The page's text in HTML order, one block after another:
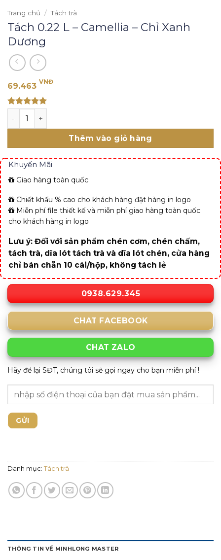
Trang chủ / Tách trà
Tách 0.22 L – Camellia – Chỉ Xanh
Dương
69.463 VNĐ
out of 5
Tách 0.22 L - Camellia - Chỉ Xanh Dương số lượng
Thêm vào giỏ hàng
Khuyến Mãi
Giao hàng toàn quốc
Chiết khấu % cao cho khách hàng đặt hàng in logo
Miễn phí file thiết kế và miễn phí giao hàng toàn quốc
cho khách hàng in logo
Lưu ý: Đối với sản phẩm chén cơm, chén chấm,
tách trà, dĩa lót tách trà và dĩa lót chén, cửa hàng
chỉ bán chẵn 10 cái/hộp, không tách lẻ
0938.629.345
CHAT FACEBOOK
CHAT ZALO
Hãy để lại SĐT, chúng tôi sẽ gọi ngay cho bạn miễn phí !
Danh mục: Tách trà
THÔNG TIN VỀ MINHLONG MASTER